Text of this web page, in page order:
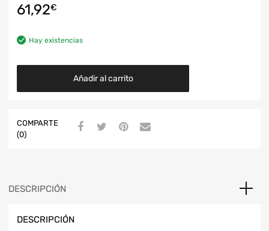
61,92€
Hay existencias
Añadir al carrito
COMPARTE
(0)
DESCRIPCIÓN
DESCRIPCIÓN